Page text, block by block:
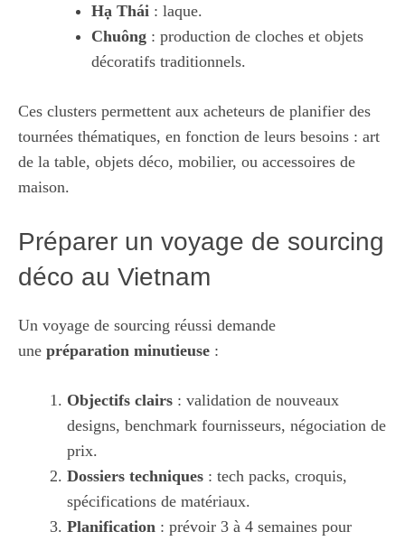
Hạ Thái : laque.
Chuông : production de cloches et objets
décoratifs traditionnels.
Ces clusters permettent aux acheteurs de planifier des
tournées thématiques, en fonction de leurs besoins : art
de la table, objets déco, mobilier, ou accessoires de
maison.
Préparer un voyage de sourcing
déco au Vietnam
Un voyage de sourcing réussi demande
une préparation minutieuse :
Objectifs clairs : validation de nouveaux
designs, benchmark fournisseurs, négociation de
prix.
Dossiers techniques : tech packs, croquis,
spécifications de matériaux.
Planification : prévoir 3 à 4 semaines pour